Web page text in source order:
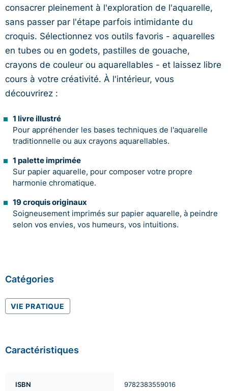
consacrer pleinement à l'exploration de l'aquarelle,
sans passer par l'étape parfois intimidante du
croquis. Sélectionnez vos outils favoris - aquarelles
en tubes ou en godets, pastilles de gouache,
crayons de couleur ou aquarellables - et laissez libre
cours à votre créativité. À l'intérieur, vous
découvrirez :
1 livre illustré
Pour appréhender les bases techniques de l'aquarelle
traditionnelle ou aux crayons aquarellables.
1 palette imprimée
Sur papier aquarelle, pour composer votre propre
harmonie chromatique.
19 croquis originaux
Soigneusement imprimés sur papier aquarelle, à peindre
selon vos envies, vos humeurs, vos intuitions.
Catégories
VIE PRATIQUE
Caractéristiques
ISBN 9782383559016